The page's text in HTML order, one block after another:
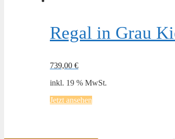
Regal in Grau
739,00 €
inkl. 19 % MwSt.
Jetzt ansehen